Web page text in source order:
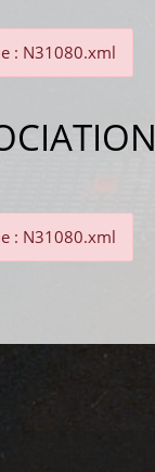
: N31080.xml
: N31080.xml